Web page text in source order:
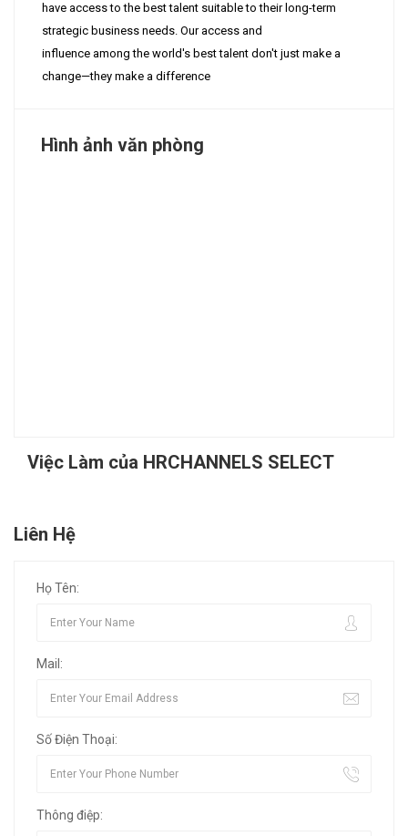
have access to the best talent suitable to their long-term
strategic business needs. Our access and
influence among the world's best talent don't just make a
change—they make a difference
Hình ảnh văn phòng
Việc Làm của HRCHANNELS SELECT
Liên Hệ
Họ Tên:
Mail:
Số Điện Thoại:
Thông điệp: